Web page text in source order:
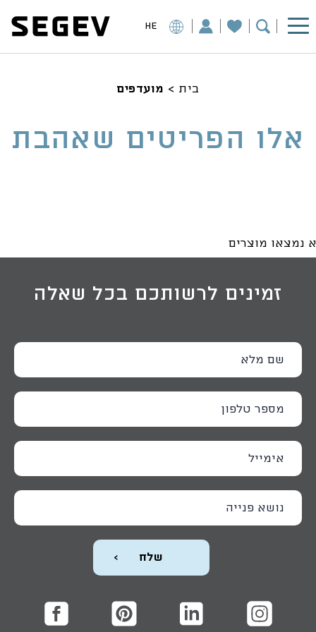
HE
בית > מועדפים
אלו הפריטים שאהבת
נמצאו מוצרים
זמינים לרשותכם בכל שאלה